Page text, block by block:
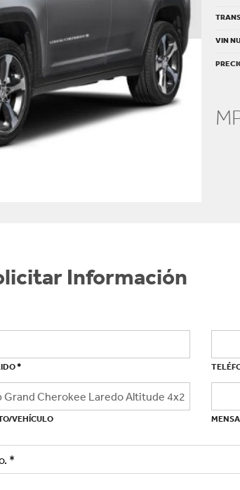
VIN
Información
*
VEHÍCULO
*